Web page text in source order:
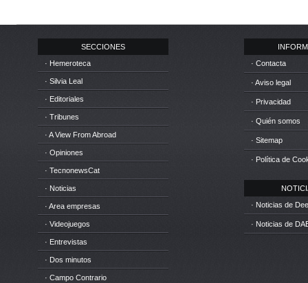
SECCIONES
· Hemeroteca
· Silvia Leal
· Editoriales
· Tribunes
· A View From Abroad
· Opiniones
· TecnonewsCat
· Noticias
· Area empresas
· Videojuegos
· Entrevistas
· Dos minutos
· Campo Contrario
· Contacta
· Aviso legal
· Privacidad
· Quién somos
· Sitemap
· Política de
· Noticias de
· Noticias de